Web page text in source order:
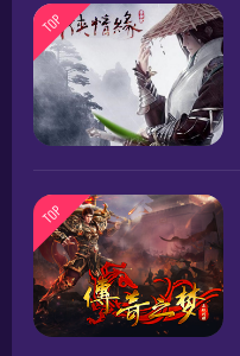
TOP
TOP